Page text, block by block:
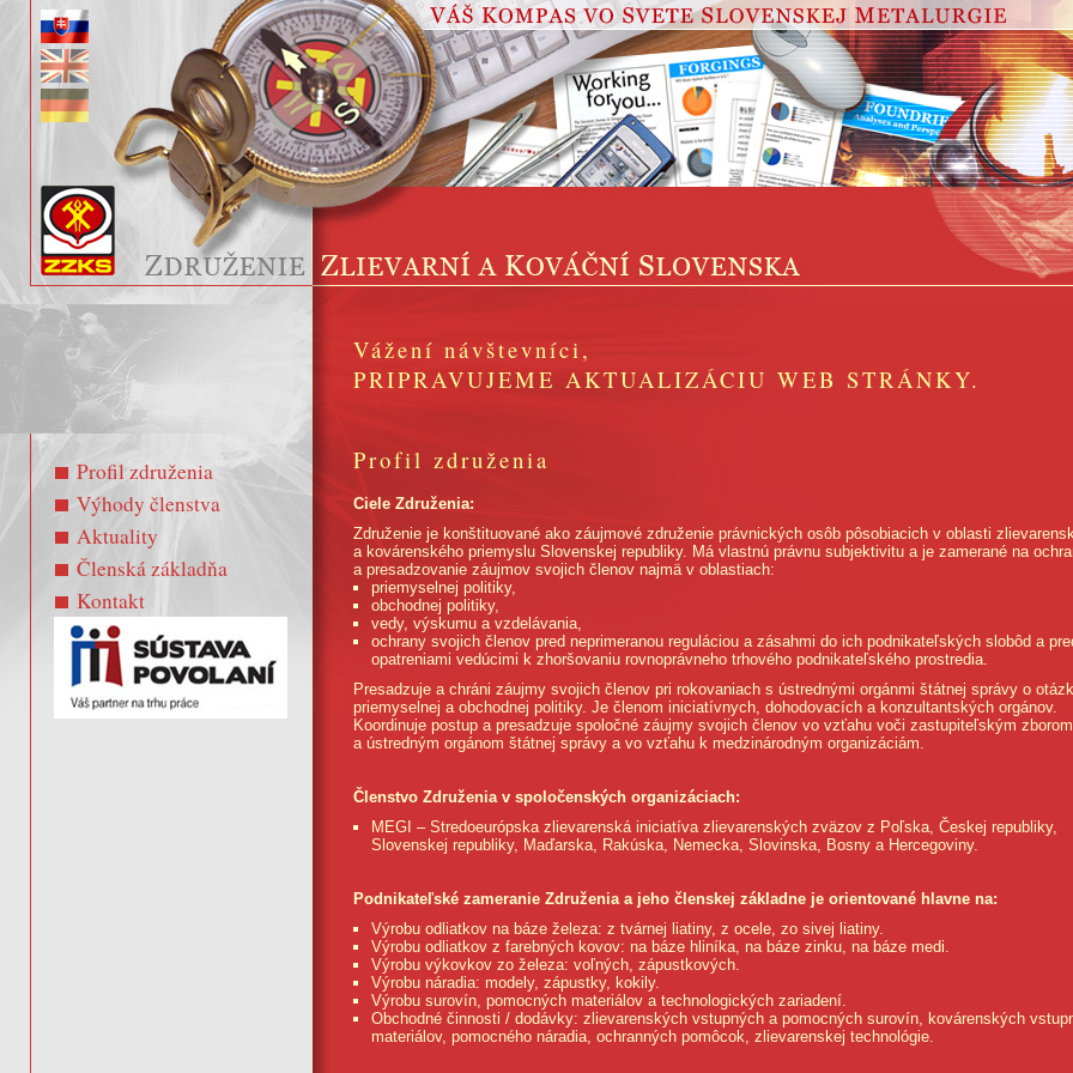
Profil združenia
Výhody členstva
Aktuality
Členská základňa
Kontakt
Vážení návštevníci,
PRIPRAVUJEME AKTUALIZÁCIU WEB STRÁNKY.
Profil združenia
Ciele Združenia:
Združenie je konštituované ako záujmové združenie právnických osôb pôsobiacich v oblasti
a kovárenského priemyslu Slovenskej republiky. Má vlastnú právnu subjektivitu a je zamerané na
a presadzovanie záujmov svojich členov najmä v oblastiach:
priemyselnej politiky,
obchodnej politiky,
vedy, výskumu a vzdelávania,
ochrany svojich členov pred neprimeranou reguláciou a zásahmi do ich podnikateľských slobôd a
opatreniami vedúcimi k zhoršovaniu rovnoprávneho trhového podnikateľského prostredia.
Presadzuje a chráni záujmy svojich členov pri rokovaniach s ústrednými orgánmi štátnej správy o
priemyselnej a obchodnej politiky. Je členom iniciatívnych, dohodovacích a konzultantských orgánov.
Koordinuje postup a presadzuje spoločné záujmy svojich členov vo vzťahu voči zastupiteľským zborom
a ústredným orgánom štátnej správy a vo vzťahu k medzinárodným organizáciám.
Členstvo Združenia v spoločenských organizáciach:
MEGI – Stredoeurópska zlievarenská iniciatíva zlievarenských zväzov z Poľska, Českej republiky,
Slovenskej republiky, Maďarska, Rakúska, Nemecka, Slovinska, Bosny a Hercegoviny.
Podnikateľské zameranie Združenia a jeho členskej základne je orientované hlavne na:
Výrobu odliatkov na báze železa: z tvárnej liatiny, z ocele, zo sivej liatiny.
Výrobu odliatkov z farebných kovov: na báze hliníka, na báze zinku, na báze medi.
Výrobu výkovkov zo železa: voľných, zápustkových.
Výrobu náradia: modely, zápustky, kokily.
Výrobu surovín, pomocných materiálov a technologických zariadení.
Obchodné činnosti / dodávky: zlievarenských vstupných a pomocných surovín, kovárenských
materiálov, pomocného náradia, ochranných pomôcok, zlievarenskej technológie.